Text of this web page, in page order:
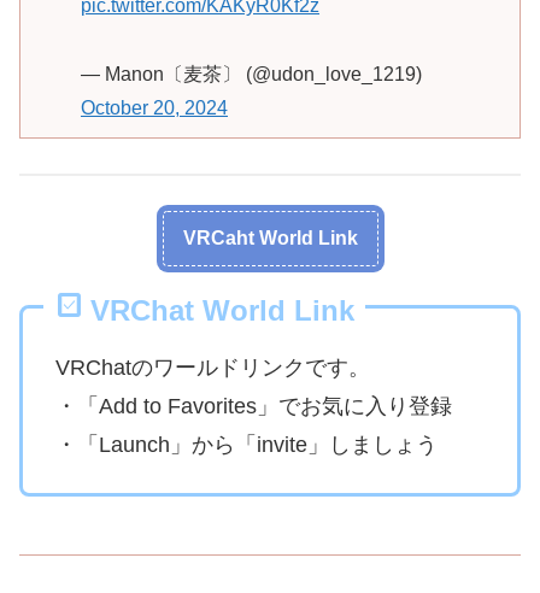
pic.twitter.com/KAKyR0Kf2z
— Manon〔麦茶〕 (@udon_love_1219)
October 20, 2024
VRCaht World Link
VRChat World Link
VRChatのワールドリンクです。
・「Add to Favorites」でお気に入り登録
・「Launch」から「invite」しましょう